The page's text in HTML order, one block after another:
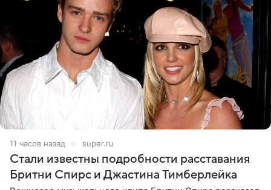
11 часов назад super.ru
Стали известны подробности расставания
Бритни Спирс и Джастина Тимберлейка